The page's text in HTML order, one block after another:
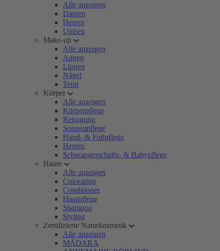
Alle anzeigen
Damen
Herren
Unisex
Make-up
Alle anzeigen
Augen
Lippen
Nägel
Teint
Körper
Alle anzeigen
Körperpflege
Reinigung
Sonnenpflege
Hand- & Fußpflege
Herren
Schwangerschafts- & Babypflege
Haare
Alle anzeigen
Coloration
Conditioner
Haarpflege
Shampoo
Styling
Zertifizierte Naturkosmetik
Alle anzeigen
MÁDARA